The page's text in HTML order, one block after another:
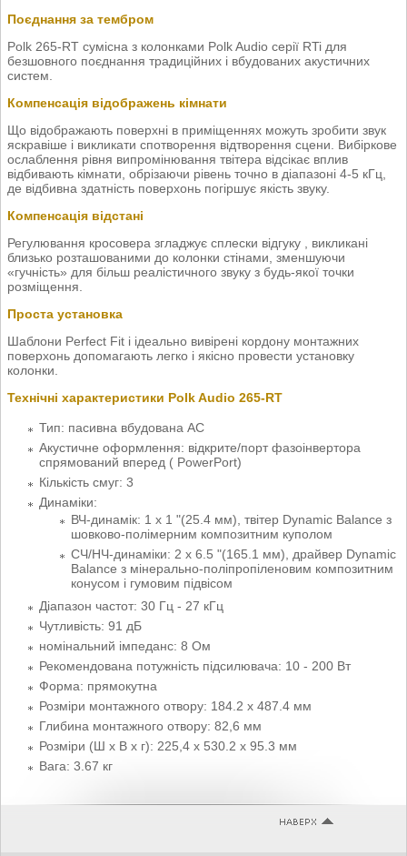
Поєднання за тембром
Polk 265-RT сумісна з колонками Polk Audio серії RTi для
безшовного поєднання традиційних і вбудованих акустичних
систем.
Компенсація відображень кімнати
Що відображають поверхні в приміщеннях можуть зробити звук
яскравіше і викликати спотворення відтворення сцени. Вибіркове
ослаблення рівня випромінювання твітера відсікає вплив
відбивають кімнати, обрізаючи рівень точно в діапазоні 4-5 кГц,
де відбивна здатність поверхонь погіршує якість звуку.
Компенсація відстані
Регулювання кросовера згладжує сплески відгуку , викликані
близько розташованими до колонки стінами, зменшуючи
«гучність» для більш реалістичного звуку з будь-якої точки
розміщення.
Проста установка
Шаблони Perfect Fit і ідеально вивірені кордону монтажних
поверхонь допомагають легко і якісно провести установку
колонки.
Технічні характеристики Polk Audio 265-RT
Тип: пасивна вбудована АС
Акустичне оформлення: відкрите/порт фазоінвертора
спрямований вперед ( PowerPort)
Кількість смуг: 3
Динаміки:
ВЧ-динамік: 1 х 1 "(25.4 мм), твітер Dynamic Balance з
шовково-полімерним композитним куполом
СЧ/НЧ-динаміки: 2 x 6.5 "(165.1 мм), драйвер Dynamic
Balance з мінерально-поліпропіленовим композитним
конусом і гумовим підвісом
Діапазон частот: 30 Гц - 27 кГц
Чутливість: 91 дБ
номінальний імпеданс: 8 Ом
Рекомендована потужність підсилювача: 10 - 200 Вт
Форма: прямокутна
Розміри монтажного отвору: 184.2 х 487.4 мм
Глибина монтажного отвору: 82,6 мм
Розміри (Ш х В х г): 225,4 х 530.2 х 95.3 мм
Вага: 3.67 кг